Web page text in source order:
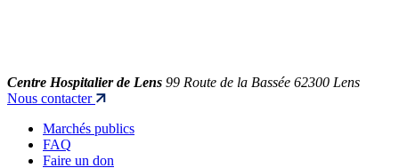
Centre Hospitalier de Lens 99 Route de la Bassée 62300 Lens
Nous contacter
Marchés publics
FAQ
Faire un don